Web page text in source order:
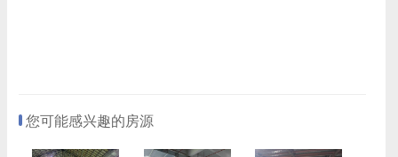
您可能感兴趣的房源